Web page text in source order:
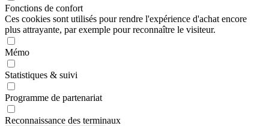
Fonctions de confort
Ces cookies sont utilisés pour rendre l'expérience d'achat encore
plus attrayante, par exemple pour reconnaître le visiteur.
Mémo
Statistiques & suivi
Programme de partenariat
Reconnaissance des terminaux